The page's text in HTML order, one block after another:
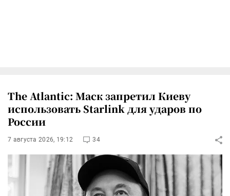
The Atlantic: Маск запретил Киеву
использовать Starlink для ударов по
России
7 августа 2026, 19:12 34